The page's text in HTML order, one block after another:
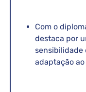
Com o
destaca por
sensibilidade
adaptação